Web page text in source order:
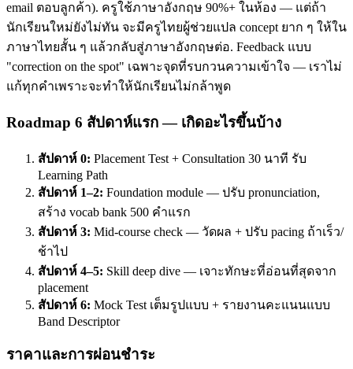
email ตอบลูกค้า). ครูใช้ภาษาอังกฤษ 90%+ ในห้อง — แต่ถ้า
นักเรียนใหม่ยังไม่ทัน จะมีครูไทยผู้ช่วยแปล concept ยาก ๆ ให้ใน
ภาษาไทยสั้น ๆ แล้วกลับสู่ภาษาอังกฤษต่อ. Feedback แบบ
"correction on the spot" เฉพาะจุดที่รบกวนความเข้าใจ — เราไม่
แก้ทุกคำเพราะจะทำให้นักเรียนไม่กล้าพูด
Roadmap 6 สัปดาห์แรก — เกิดอะไรขึ้นบ้าง
สัปดาห์ 0: Placement Test + Consultation 30 นาที รับ
Learning Path
สัปดาห์ 1–2: Foundation module — ปรับ pronunciation,
สร้าง vocab bank 500 คำแรก
สัปดาห์ 3: Mid-course check — วัดผล + ปรับ pacing ถ้าเร็ว/
ช้าไป
สัปดาห์ 4–5: Skill deep dive — เจาะทักษะที่อ่อนที่สุดจาก
placement
สัปดาห์ 6: Mock Test เต็มรูปแบบ + รายงานคะแนนแบบ
Band Descriptor
ราคาและการผ่อนชำระ